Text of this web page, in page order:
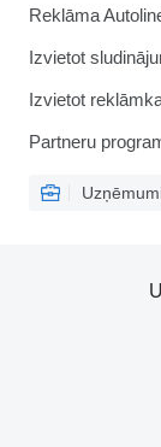
Reklāma
Izvietot
Izvietot
Partneru